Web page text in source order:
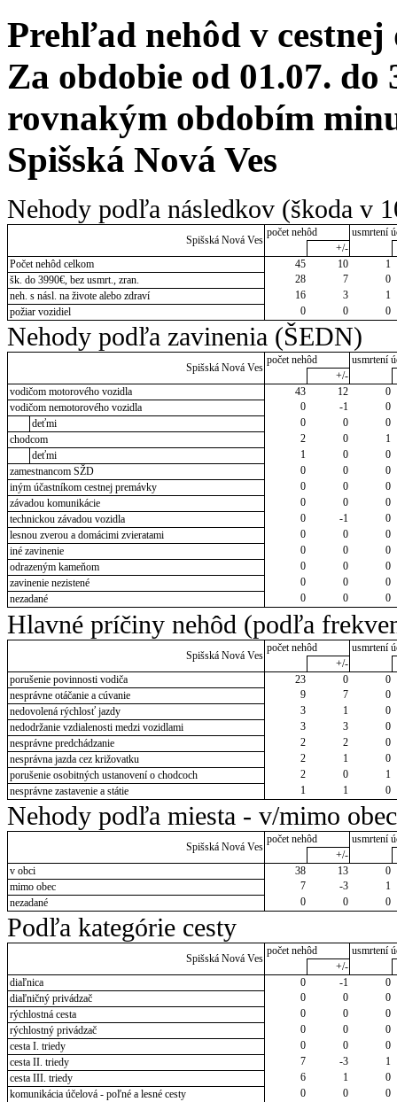
Prehľad nehôd v cestnej
Za obdobie od 01.07. do
rovnakým obdobím
Spišská Nová Ves
Nehody podľa následkov (škoda v
Spišská Nová Ves
počet nehôd
usmrtení
+/-
Počet nehôd celkom
45 10
1
šk. do 3990€, bez usmrt., zran.
28 7
0
neh. s násl. na živote alebo zdraví
16 3
1
požiar vozidiel
0 0 0
Nehody podľa zavinenia (ŠEDN)
Spišská Nová Ves
počet nehôd
usmrtení
+/-
vodičom motorového vozidla
43 12
0
vodičom nemotorového vozidla
0 -1
0
deťmi
0 0
0
chodcom
2 0
1
deťmi
1 0
0
zamestnancom SŽD
0 0
0
iným účastníkom cestnej premávky
0 0
0
závadou komunikácie
0 0
0
technickou závadou vozidla
0 -1
0
lesnou zverou a domácimi zvieratami
0 0
0
iné zavinenie
0 0
0
odrazeným kameňom
0 0
0
zavinenie nezistené
0 0
0
nezadané
0 0 0
Hlavné príčiny nehôd (podľa
Spišská Nová Ves
počet nehôd
usmrtení
+/-
porušenie povinnosti vodiča
23 0
0
nesprávne otáčanie a cúvanie
9 7
0
nedovolená rýchlosť jazdy
3 1
0
nedodržanie vzdialenosti medzi vozidlami
3 3
0
nesprávne predchádzanie
2 2
0
nesprávna jazda cez križovatku
2 1
0
porušenie osobitných ustanovení o chodcoch
2 0
1
nesprávne zastavenie a státie
1 1 0
Nehody podľa miesta - v/mimo obec
Spišská Nová Ves
počet nehôd
usmrtení
+/-
v obci
38 13
0
mimo obec
7 -3
1
nezadané
0 0 0
Podľa kategórie cesty
Spišská Nová Ves
počet nehôd
usmrtení
+/-
diaľnica
0 -1
0
diaľničný privádzač
0 0
0
rýchlostná cesta
0 0
0
rýchlostný privádzač
0 0
0
cesta I. triedy
0 0
0
cesta II. triedy
7 -3
1
cesta III. triedy
6 1
0
komunikácia účelová - poľné a lesné cesty
0 0
0